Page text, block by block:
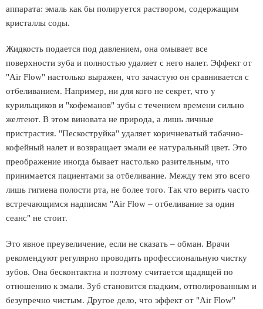
аппарата: эмаль как бы полируется раствором, содержащим
кристаллы соды.
Жидкость подается под давлением, она омывает все
поверхности зуба и полностью удаляет с него налет. Эффект от
"Air Flow" настолько выражен, что зачастую он сравнивается с
отбеливанием. Например, ни для кого не секрет, что у
курильщиков и "кофеманов" зубы с течением времени сильно
желтеют. В этом виновата не природа, а лишь личные
пристрастия. "Пескоструйка" удаляет коричневатый табачно-
кофейный налет и возвращает эмали ее натуральный цвет. Это
преображение иногда бывает настолько разительным, что
принимается пациентами за отбеливание. Между тем это всего
лишь гигиена полости рта, не более того. Так что верить часто
встречающимся надписям "Air Flow – отбеливание за один
сеанс" не стоит.
Это явное преувеличение, если не сказать – обман. Врачи
рекомендуют регулярно проводить профессиональную чистку
зубов. Она бесконтактна и поэтому считается щадящей по
отношению к эмали. Зуб становится гладким, отполированным и
безупречно чистым. Другое дело, что эффект от "Air Flow"